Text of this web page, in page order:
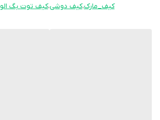
کیف_مارک،کیف دوشی،کیف توت بگ الو